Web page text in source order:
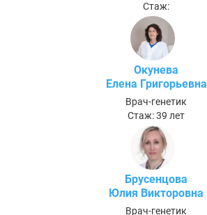
Стаж:
Окунева
Елена Григорьевна
Врач-генетик
Стаж: 39 лет
Брусенцова
Юлия Викторовна
Врач-генетик